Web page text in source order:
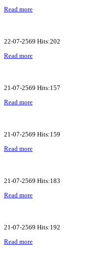
Read more
22-07-2569 Hits:202
Read more
21-07-2569 Hits:157
Read more
21-07-2569 Hits:159
Read more
21-07-2569 Hits:183
Read more
21-07-2569 Hits:192
Read more